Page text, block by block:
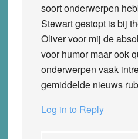
soort onderwerpen
Stewart gestopt is bij
Oliver voor mij de
voor humor maar ook
onderwerpen vaak
gemiddelde nieuws
Log in to Reply